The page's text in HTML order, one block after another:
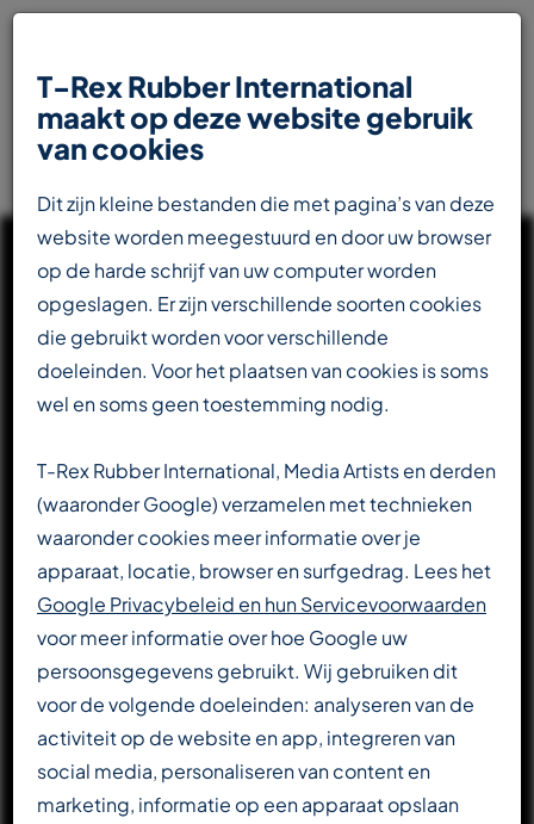
UW INTERNATIONALE
PARTNER IN DE
Totaalleverancier voor de transportbandenindustrie
DOWNLOAD CATALOGUS
LEES VERDER OVER T-REX
T-Rex Rubber International
maakt op deze website gebruik
van cookies
Dit zijn kleine bestanden die met pagina’s van deze
website worden meegestuurd en door uw browser
op de harde schrijf van uw computer worden
opgeslagen. Er zijn verschillende soorten cookies
die gebruikt worden voor verschillende
doeleinden. Voor het plaatsen van cookies is soms
wel en soms geen toestemming nodig.
T-Rex Rubber International, Media Artists en derden
(waaronder Google) verzamelen met technieken
waaronder cookies meer informatie over je
apparaat, locatie, browser en surfgedrag. Lees het
Google Privacybeleid en hun Servicevoorwaarden
voor meer informatie over hoe Google uw
persoonsgegevens gebruikt. Wij gebruiken dit
voor de volgende doeleinden: analyseren van de
activiteit op de website en app, integreren van
social media, personaliseren van content en
marketing, informatie op een apparaat opslaan